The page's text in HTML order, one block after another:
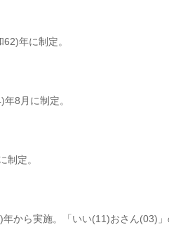
年に制定。
8月に制定。
制定。
から実施。「いい(11)おさん(03)」